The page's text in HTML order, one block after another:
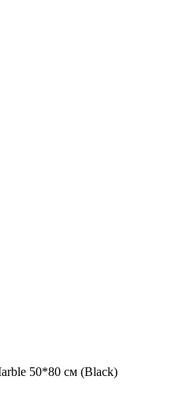
50*80 см (Black)